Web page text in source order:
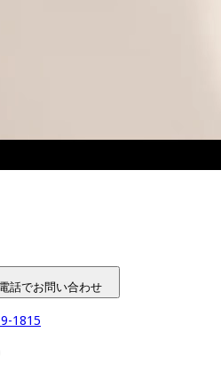
電話でお問い合わせ
1815